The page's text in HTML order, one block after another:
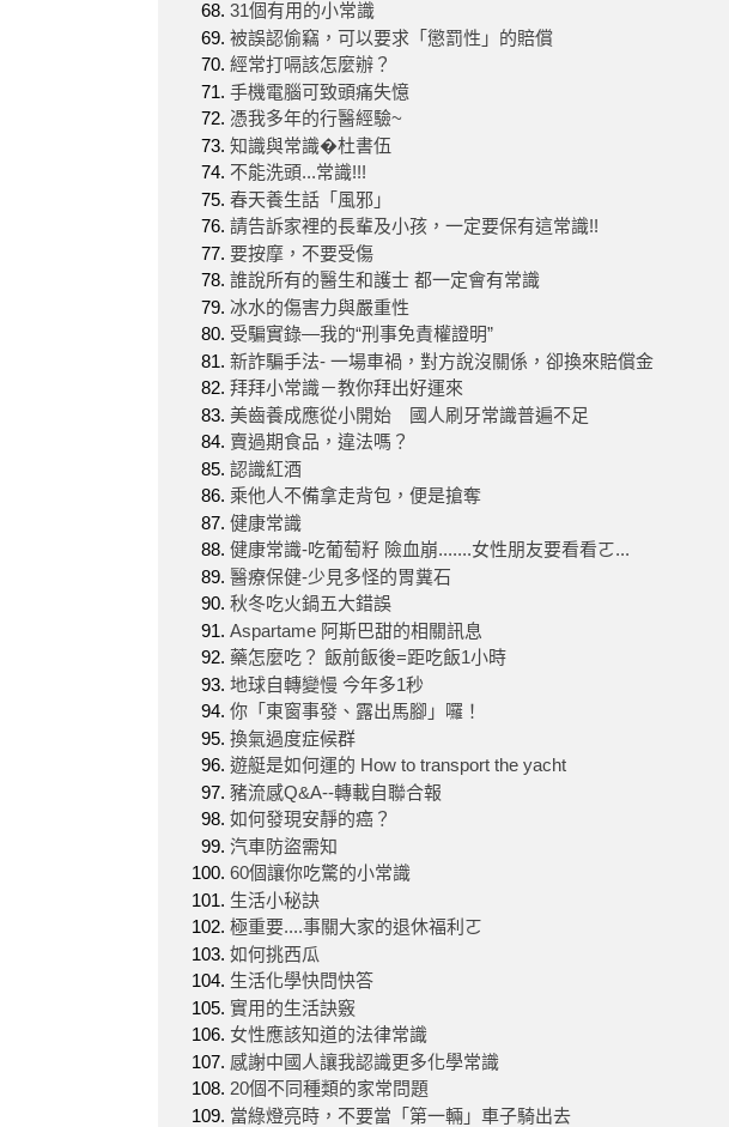
31個有用的小常識
被誤認偷竊，可以要求「懲罰性」的賠償
經常打嗝該怎麼辦？
手機電腦可致頭痛失憶
憑我多年的行醫經驗~
知識與常識�杜書伍
不能洗頭...常識!!!
春天養生話「風邪」
請告訴家裡的長輩及小孩，一定要保有這常識!!
要按摩，不要受傷
誰說所有的醫生和護士 都一定會有常識
冰水的傷害力與嚴重性
受騙實錄—我的“刑事免責權證明”
新詐騙手法- 一場車禍，對方說沒關係，卻換來賠償金
拜拜小常識－教你拜出好運來
美齒養成應從小開始 國人刷牙常識普遍不足
賣過期食品，違法嗎？
認識紅酒
乘他人不備拿走背包，便是搶奪
健康常識
健康常識-吃葡萄籽 險血崩.......女性朋友要看看ㄛ...
醫療保健-少見多怪的胃糞石
秋冬吃火鍋五大錯誤
Aspartame 阿斯巴甜的相關訊息
藥怎麼吃？ 飯前飯後=距吃飯1小時
地球自轉變慢 今年多1秒
你「東窗事發、露出馬腳」囉！
換氣過度症候群
遊艇是如何運的 How to transport the yacht
豬流感Q&A--轉載自聯合報
如何發現安靜的癌？
汽車防盜需知
60個讓你吃驚的小常識
生活小秘訣
極重要....事關大家的退休福利ㄛ
如何挑西瓜
生活化學快問快答
實用的生活訣竅
女性應該知道的法律常識
感謝中國人讓我認識更多化學常識
20個不同種類的家常問題
當綠燈亮時，不要當「第一輛」車子騎出去